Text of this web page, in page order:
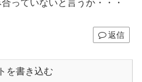
っていないと言うか・・・
返信
を書き込む